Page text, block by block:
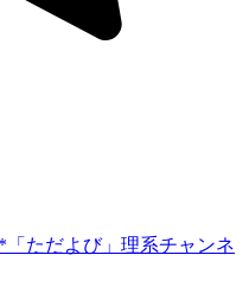
「ただよび」理系チャンネ